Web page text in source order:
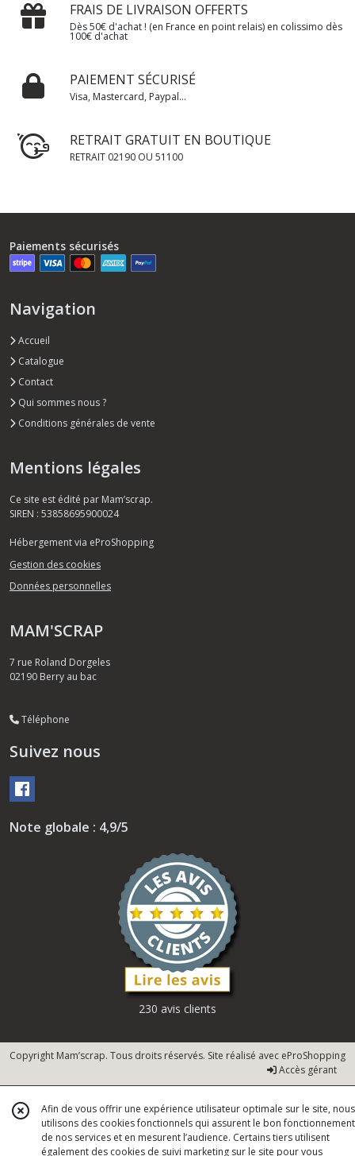
FRAIS DE LIVRAISON OFFERTS
Dès 50€ d'achat ! (en France en point relais) en colissimo dès
100€ d'achat
PAIEMENT SÉCURISÉ
Visa, Mastercard, Paypal...
RETRAIT GRATUIT EN BOUTIQUE
RETRAIT 02190 OU 51100
Paiements sécurisés
Navigation
Accueil
Catalogue
Contact
Qui sommes nous ?
Conditions générales de vente
Mentions légales
Ce site est édité par Mam’scrap.
SIREN : 53858695900024
Hébergement via eProShopping
Gestion des cookies
Données personnelles
MAM'SCRAP
7 rue Roland Dorgeles
02190 Berry au bac
Téléphone
Suivez nous
Note globale : 4,9/5
230 avis clients
Copyright Mam’scrap. Tous droits réservés. Site réalisé avec eProShopping
Accès gérant
Afin de vous offrir une expérience utilisateur optimale sur le site, nous
utilisons des cookies fonctionnels qui assurent le bon fonctionnement
de nos services et en mesurent l’audience. Certains tiers utilisent
également des cookies de suivi marketing sur le site pour vous